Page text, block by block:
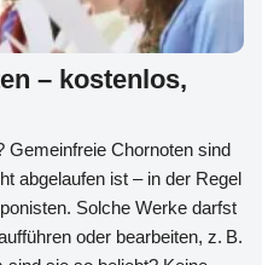
– kostenlos,
Gemeinfreie Chornoten sind
abgelaufen ist – in der Regel
Solche Werke darfst
oder bearbeiten, z. B.